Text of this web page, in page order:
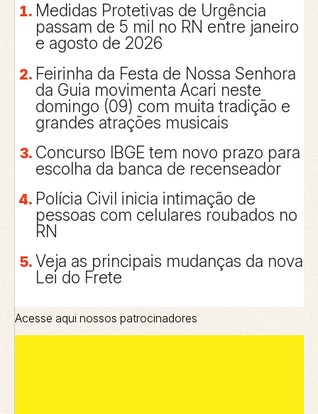
Medidas Protetivas de Urgência
passam de 5 mil no RN entre janeiro
e agosto de 2026
Feirinha da Festa de Nossa Senhora
da Guia movimenta Acari neste
domingo (09) com muita tradição e
grandes atrações musicais
Concurso IBGE tem novo prazo para
escolha da banca de recenseador
Polícia Civil inicia intimação de
pessoas com celulares roubados no
RN
Veja as principais mudanças da nova
Lei do Frete
Acesse aqui nossos patrocinadores